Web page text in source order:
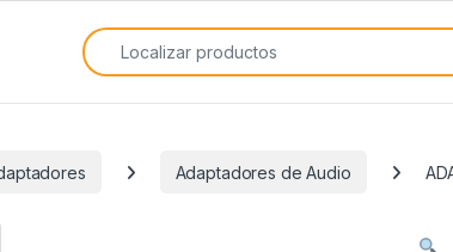
Search for:
Adaptadores de Audio